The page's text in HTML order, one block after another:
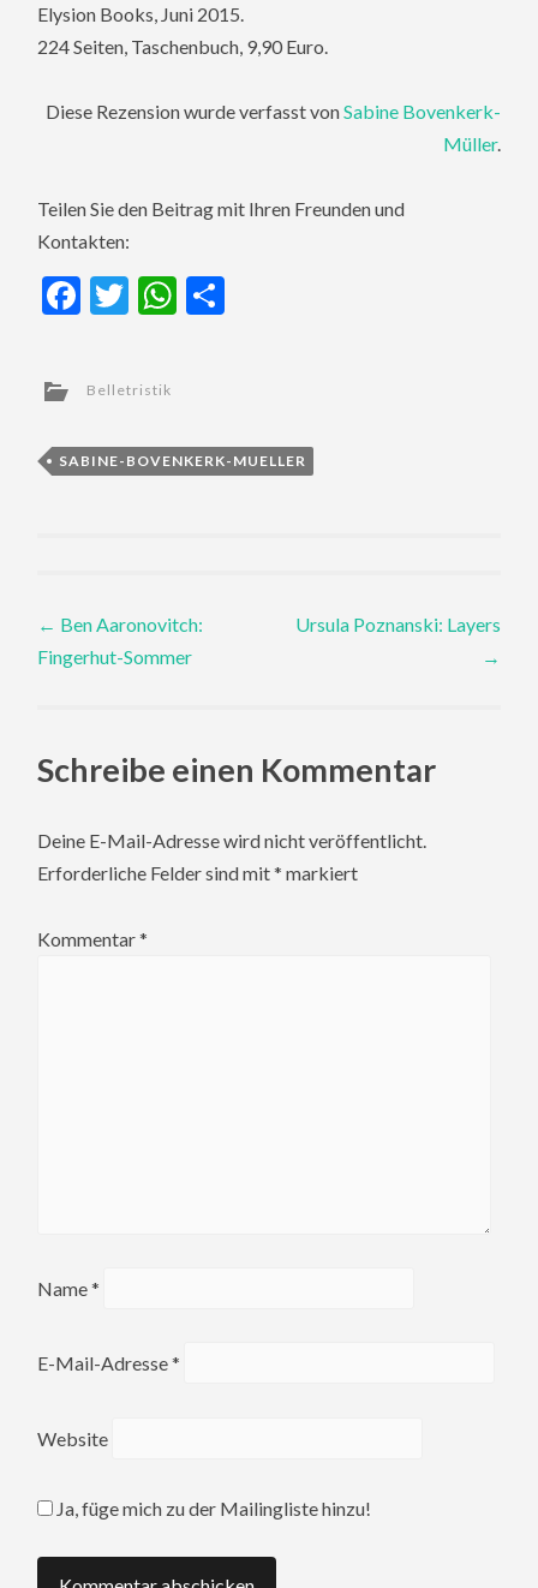
Elysion Books, Juni 2015.
224 Seiten, Taschenbuch, 9,90 Euro.
Diese Rezension wurde verfasst vonSabine Bovenkerk-
Müller.
Teilen Sie den Beitrag mit Ihren Freunden und
Kontakten:
Facebook
TwitterWhatsApp
Belletristik
SABINE-BOVENKERK-MUELLER
Post
navigation
← Ben Aaronovitch:
Fingerhut-Sommer
Ursula Poznanski: Layers
→
Schreibe einen Kommentar
Deine E-Mail-Adresse wird nicht veröffentlicht.
Erforderliche Felder sind mit* markiert
Kommentar*
Name*
E-Mail-Adresse*
Website
Ja, füge mich zu der Mailingliste hinzu!